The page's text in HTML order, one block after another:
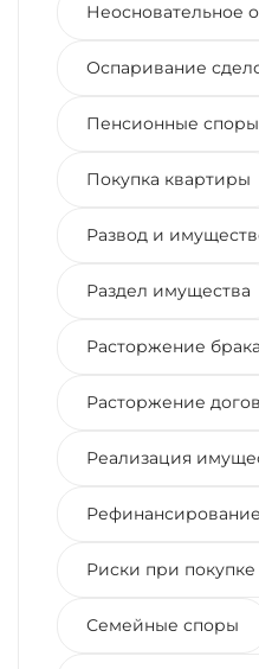
Неосновательное
Оспаривание
Пенсионные споры
Покупка квартиры
Развод и
Раздел имущества
Расторжение брака
Расторжение
Реализация
Риски при
Семейные споры